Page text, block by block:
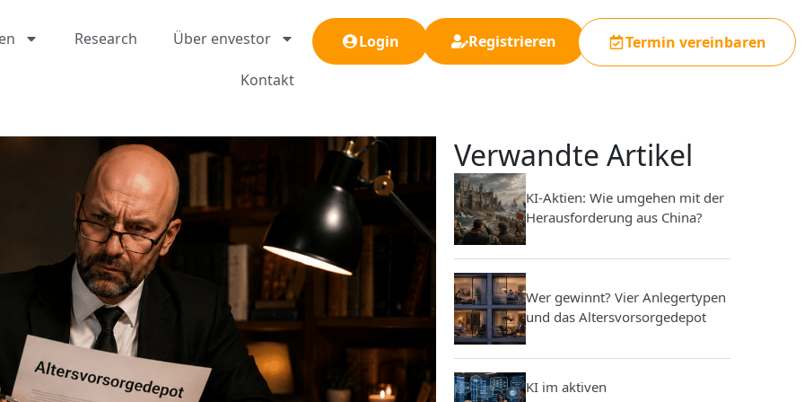
Research Über envestor
Kontakt
Login Registrieren Termin vereinbaren
Verwandte Artikel
KI-Aktien: Wie umgehen mit der
Herausforderung aus China?
Wer gewinnt? Vier Anlegertypen
und das Altersvorsorgedepot
KI im aktiven